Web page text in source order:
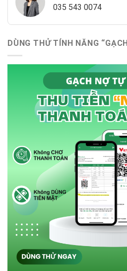
035 543 0074
DÙNG THỬ TÍNH NĂNG